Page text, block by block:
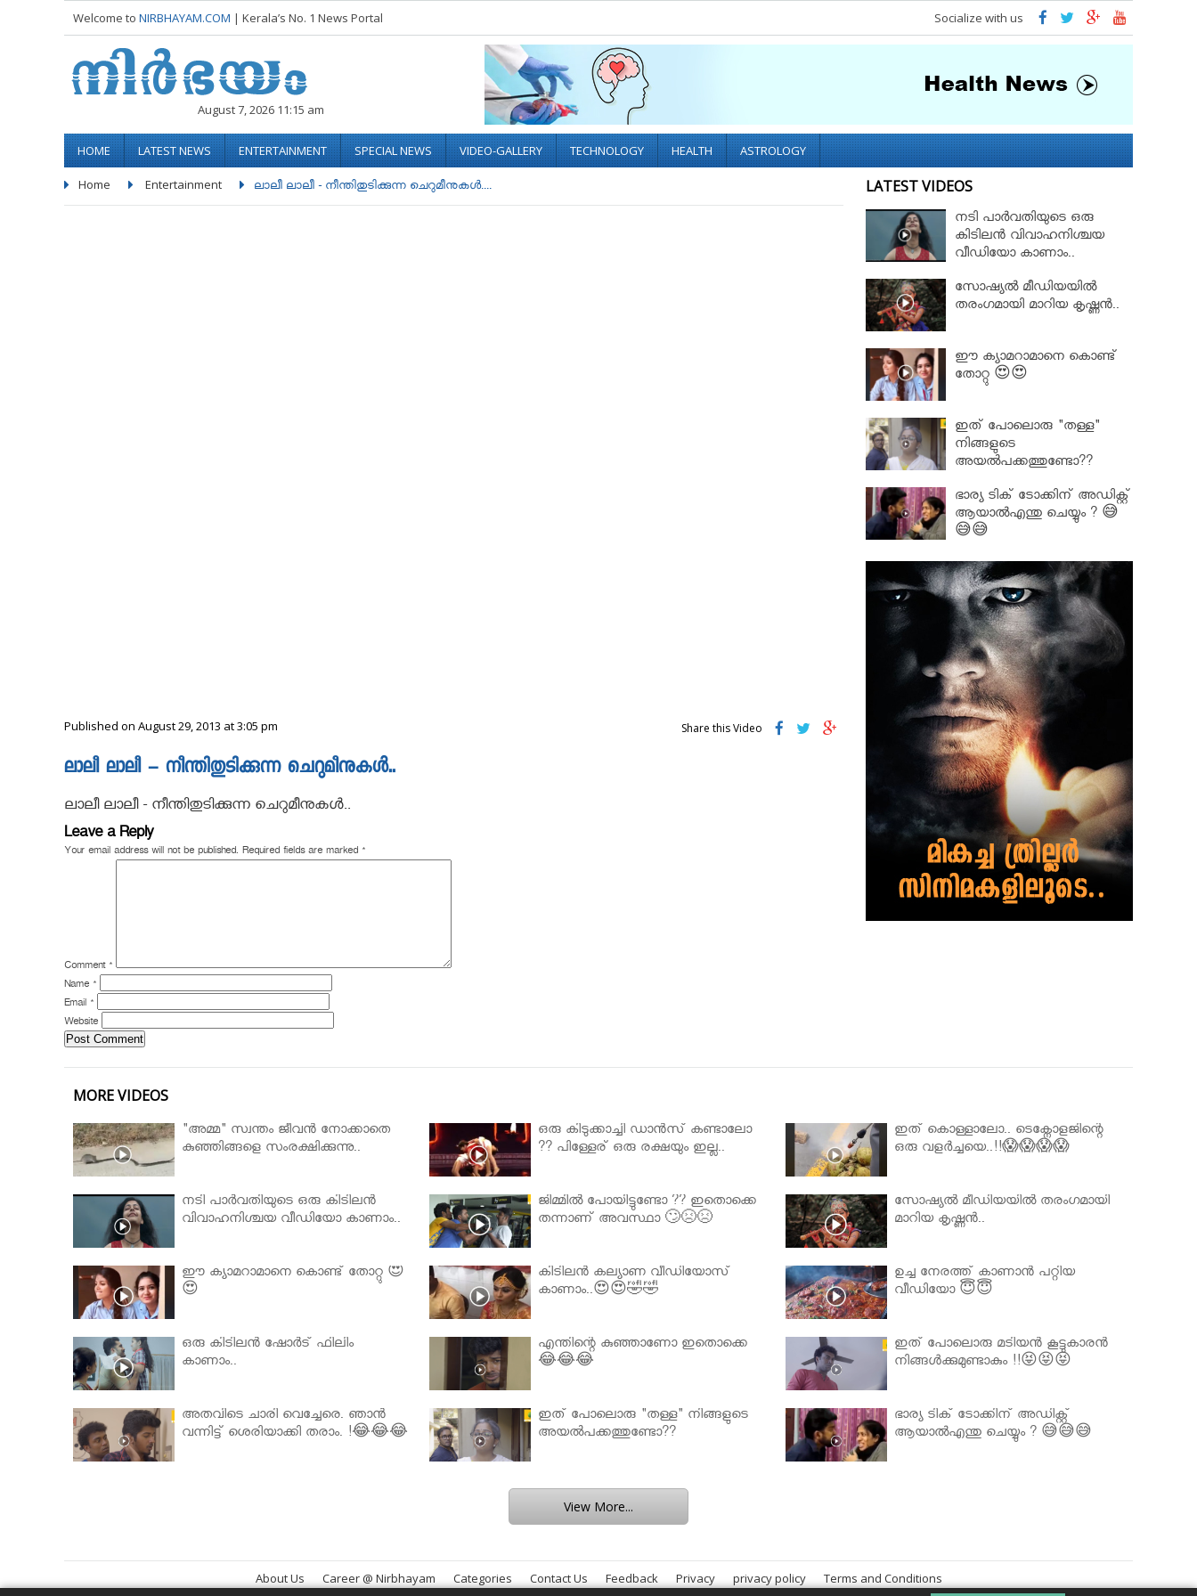
Welcome to NIRBHAYAM.COM | Kerala’s No. 1 News Portal Socialize with us
August 7, 2026 11:15 am
HOME LATEST NEWS ENTERTAINMENT SPECIAL NEWS VIDEO-GALLERY TECHNOLOGY HEALTH ASTROLOGY
Home Entertainment ലാലീ ലാലീ - നീന്തിതുടിക്കുന്ന ചെറുമീനുകൾ....
Published on August 29, 2013 at 3:05 pm Share this Video
ലാലീ ലാലീ – നീന്തിതുടിക്കുന്ന ചെറുമീനുകൾ..
ലാലീ ലാലീ - നീന്തിതുടിക്കുന്ന ചെറുമീനുകൾ..
Leave a Reply
Your email address will not be published. Required fields are marked *
Comment *
Name *
Email *
Website
LATEST VIDEOS
നടി പാർവതിയുടെ ഒരു
കിടിലൻ വിവാഹനിശ്ചയ
വീഡിയോ കാണാം..
സോഷ്യൽ മീഡിയയിൽ
തരംഗമായി മാറിയ കൃഷ്ണൻ..
ഈ ക്യാമറാമാനെ കൊണ്ട്
തോറ്റു 😍😍
ഇത് പോലൊരു "തള്ള"
നിങ്ങളുടെ
അയല്‍പക്കത്തുണ്ടോ??
ഭാര്യ ടിക് ടോക്കിന് അഡിക്റ്റ്
ആയാൽഎന്തു ചെയ്യും ? 😅
😅😅
MORE VIDEOS
"അമ്മ" സ്വന്തം ജീവൻ നോക്കാതെ
കുഞ്ഞിങ്ങളെ സംരക്ഷിക്കുന്നു..
ഒരു കിടുക്കാച്ചി ഡാൻസ് കണ്ടാലോ
?? പിള്ളേര് ഒരു രക്ഷയും ഇല്ല..
ഇത് കൊള്ളാലോ.. ടെക്നോളജിന്റെ
ഒരു വളർച്ചയെ..!!😱😱😱😱
നടി പാർവതിയുടെ ഒരു കിടിലൻ
വിവാഹനിശ്ചയ വീഡിയോ കാണാം..
ജിമ്മിൽ പോയിട്ടുണ്ടോ ?? ഇതൊക്കെ
തന്നാണ് അവസ്ഥാ 🙄😣😣
സോഷ്യൽ മീഡിയയിൽ തരംഗമായി
മാറിയ കൃഷ്ണൻ..
ഈ ക്യാമറാമാനെ കൊണ്ട് തോറ്റു 😍
😍
കിടിലൻ കല്യാണ വീഡിയോസ്
കാണാം..😍😍🤣🤣
ഉച്ച നേരത്ത് കാണാൻ പറ്റിയ
വീഡിയോ 😇😇
ഒരു കിടിലൻ ഷോർട് ഫിലിം
കാണാം..
എന്തിന്റെ കുഞ്ഞാണോ ഇതൊക്കെ
😂😂😂
ഇത് പോലൊരു മടിയൻ കൂട്ടുകാരൻ
നിങ്ങൾക്കുമുണ്ടാകും !!😝😝😝
അതവിടെ ചാരി വെച്ചേരെ. ഞാൻ
വന്നിട്ട് ശെരിയാക്കി തരാം. !😂😂😂
ഇത് പോലൊരു "തള്ള" നിങ്ങളുടെ
അയല്‍പക്കത്തുണ്ടോ??
ഭാര്യ ടിക് ടോക്കിന് അഡിക്റ്റ്
ആയാൽഎന്തു ചെയ്യും ? 😅😅😅
View More...
About Us Career @ Nirbhayam Categories Contact Us Feedback Privacy privacy policy
Terms and Conditions